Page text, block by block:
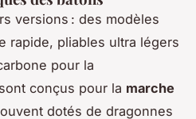
versions : des modèles
rapide, pliables ultra légers
pour la
conçus pour la marche
dotés de dragonnes